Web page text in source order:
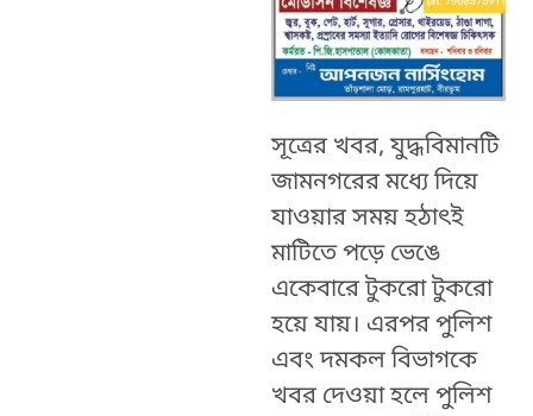
সূত্রের খবর, যুদ্ধবিমানটি
জামনগরের মধ্যে দিয়ে
যাওয়ার সময় হঠাৎই
মাটিতে পড়ে ভেঙে
একেবারে টুকরো টুকরো
হয়ে যায়। এরপর পুলিশ
এবং দমকল বিভাগকে
খবর দেওয়া হলে পুলিশ